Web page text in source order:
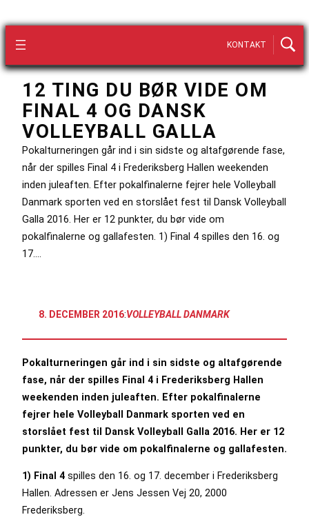
KONTAKT
12 TING DU BØR VIDE OM
FINAL 4 OG DANSK
VOLLEYBALL GALLA
Pokalturneringen går ind i sin sidste og altafgørende fase,
når der spilles Final 4 i Frederiksberg Hallen weekenden
inden juleaften. Efter pokalfinalerne fejrer hele Volleyball
Danmark sporten ved en storslået fest til Dansk Volleyball
Galla 2016. Her er 12 punkter, du bør vide om
pokalfinalerne og gallafesten. 1) Final 4 spilles den 16. og
17.…
8. DECEMBER 2016:VOLLEYBALL DANMARK
Pokalturneringen går ind i sin sidste og altafgørende
fase, når der spilles Final 4 i Frederiksberg Hallen
weekenden inden juleaften. Efter pokalfinalerne
fejrer hele Volleyball Danmark sporten ved en
storslået fest til Dansk Volleyball Galla 2016. Her er 12
punkter, du bør vide om pokalfinalerne og gallafesten.
1) Final 4 spilles den 16. og 17. december i Frederiksberg
Hallen. Adressen er Jens Jessen Vej 20, 2000
Frederiksberg.